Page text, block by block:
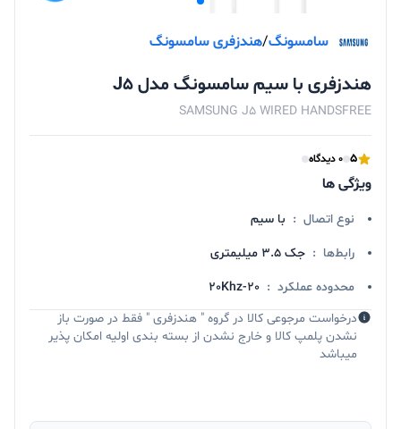
سامسونگ/هندزفری سامسونگ
هندزفری با سیم سامسونگ مدل J5
SAMSUNG J5 WIRED HANDSFREE
5 0 دیدگاه
ویژگی ها
نوع اتصال : با سیم
رابط‌ها : جک 3.5 میلیمتری
محدوده عملکرد :
20-20Khz
درخواست مرجوعی کالا در گروه " هندزفری " فقط در صورت باز
نشدن پلمپ کالا و خارج نشدن از بسته بندی اولیه امکان پذیر
میباشد